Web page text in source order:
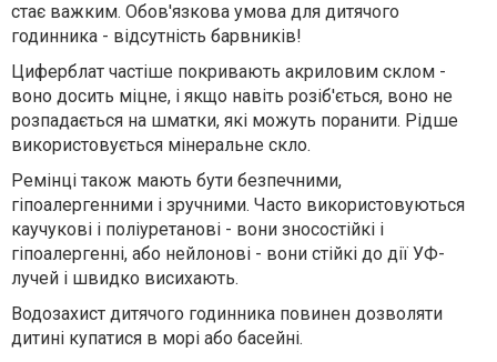
стає важким. Обов'язкова умова для дитячого
годинника - відсутність барвників!
Циферблат частіше покривають акриловим склом -
воно досить міцне, і якщо навіть розіб'ється, воно не
розпадається на шматки, які можуть поранити. Рідше
використовується мінеральне скло.
Ремінці також мають бути безпечними,
гіпоалергенними і зручними. Часто використовуються
каучукові і поліуретанові - вони зносостійкі і
гіпоалергенні, або нейлонові - вони стійкі до дії УФ-
лучей і швидко висихають.
Водозахист дитячого годинника повинен дозволяти
дитині купатися в морі або басейні.